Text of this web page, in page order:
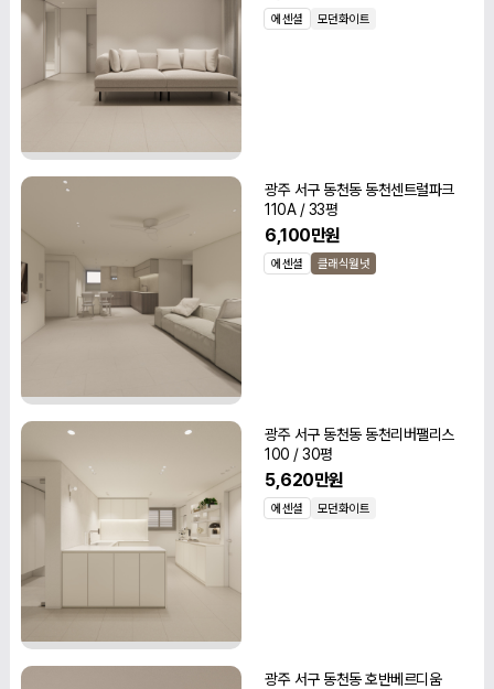
에센셜 모던화이트
에센셜 클래식월넛
광주 서구 동천동 동천센트럴파크
110A / 33평
6,100만원
에센셜 모던화이트
광주 서구 동천동 동천리버팰리스
100 / 30평
5,620만원
광주 서구 동천동 호반베르디움